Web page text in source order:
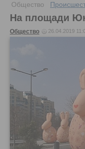
Общество
На площади
Общество 26.04.2019